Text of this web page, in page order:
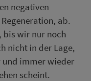
negativen
ab.
bis wir nur noch
nicht in der Lage,
und immer wieder
scheint.